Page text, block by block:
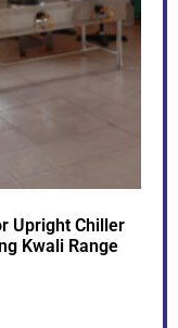
Upright Chiller
Kwali Range